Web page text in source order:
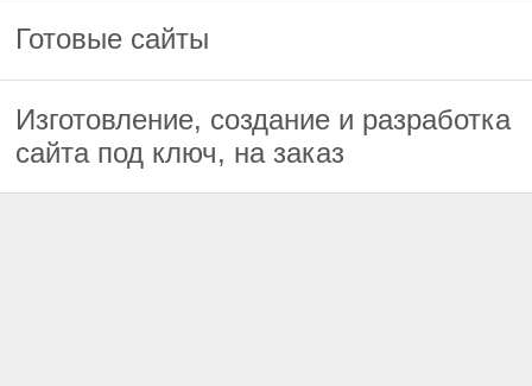
Готовые сайты
Изготовление, создание и разработка
сайта под ключ, на заказ